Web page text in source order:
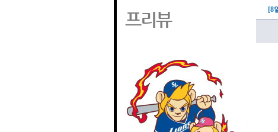
프리뷰 [8